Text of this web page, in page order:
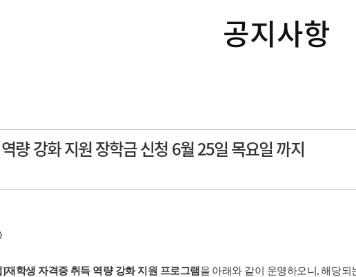
장학제도
공지사항
량 강화 지원 장학금 신청 6월 25일 목요일 까지
]재학생 자격증 취득 역량 강화 지원 프로그램을 아래와 같이 운영하오니 ,해당되